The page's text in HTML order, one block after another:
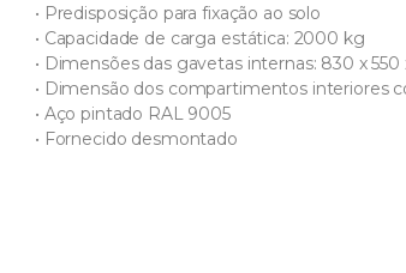
• Predisposição para fixação ao solo
• Capacidade de carga estática: 2000 kg
• Dimensões das gavetas internas: 830 x 550
• Dimensão dos compartimentos interiores
• Aço pintado RAL 9005
• Fornecido desmontado